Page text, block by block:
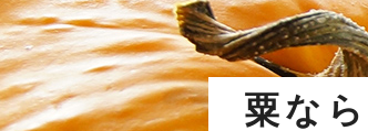
粟な